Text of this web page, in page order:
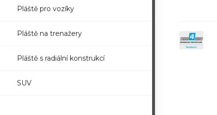
Pláště pro vozíky
Pláště na trenažery
Pláště s radiální konstrukcí
SUV